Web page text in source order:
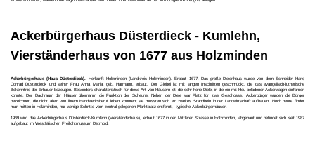
Ackerbürgerhaus Düsterdieck - Kumlehn,
Vierständerhaus von 1677 aus Holzminden
Ackerbürgerhaus (Haus Düsterdieck).
Herkunft Holzminden (Landkreis Holzminden). Erbaut 1677. Das große Dielenhaus wurde von dem Schneider Hans
Conrad Düsterdieck und seiner Frau Anna Maria, geb. Harmann, erbaut. Der Giebel ist mit langen Inschriften geschmückt, die das evangelisch-lutherische
Bekenntnis der Erbauer bezeugen. Besonders charakteristisch für diese Art von Häusern ist die sehr hohe Diele, in die ein mit Heu beladener Ackerwagen einfahren
konnte. Der Dachraum der Häuser übernahm die Funktion der Scheune. Neben der Diele war Platz für zwei Geschosse. Ackerbürger wurden die Bürger
bezeichnet, die nicht allein von ihrem Handwerksberuf leben konnten; sie mussten sich ein zweites Standbein in der Landwirtschaft aufbauen. Noch heute findet
man mitten in Holzminden, nur wenige Schritte vom zentral gelegenen Marktplatz entfernt, typische Ackerbürgerhäuser.
1969 wird das Ackerbürgerhaus Düsterdieck-Kumlehn (Vierständerhaus), erbaut 1677 in der Mittleren Strasse in Holzminden, abgebaut und befindet sich seit 1987
aufgebaut im Westfälischen Freilichtmuseum Detmold.